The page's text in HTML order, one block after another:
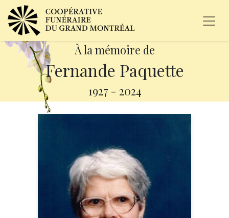
À la mémoire de
Fernande Paquette
1927 - 2024